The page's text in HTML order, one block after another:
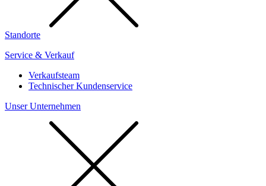
Standorte
Service & Verkauf
Verkaufsteam
Technischer Kundenservice
Unser Unternehmen